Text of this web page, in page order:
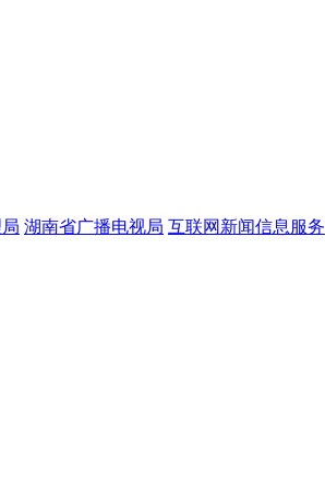
湖南省广播电视局 互联网新闻信息服务